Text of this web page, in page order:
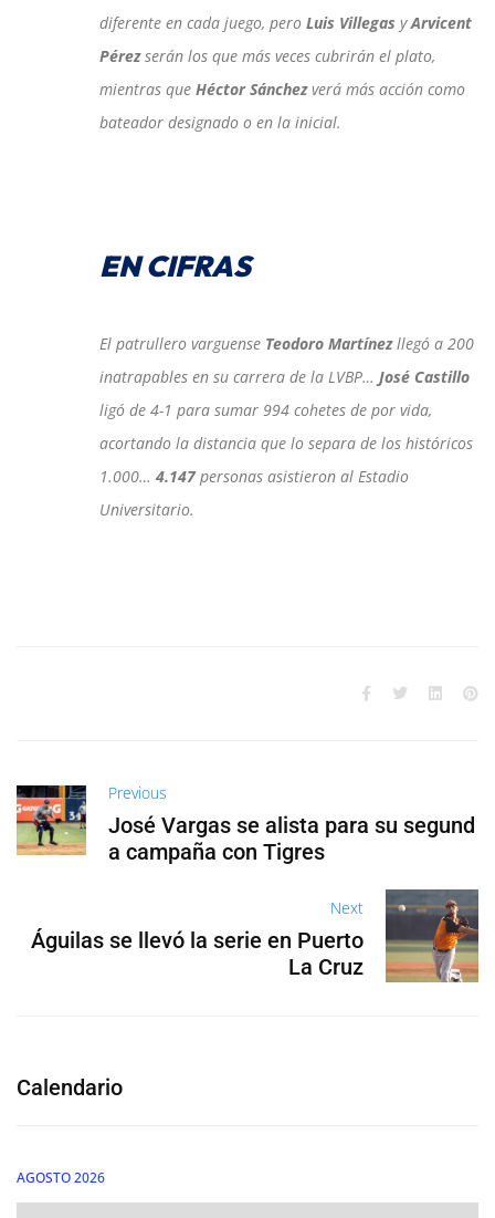
diferente en cada juego, pero Luis Villegas yArvicent
Pérezserán los que más veces cubrirán el plato,
mientras que Héctor Sánchezverá más acción como
bateador designado o en la inicial.
EN CIFRAS
El patrullero varguense Teodoro Martínezllegó a 200
inatrapables en su carrera de la LVBP… José Castillo
ligó de 4-1 para sumar 994 cohetes de por vida,
acortando la distancia que lo separa de los históricos
1.000… 4.147personas asistieron al Estadio
Universitario.
Previous
José Vargas se alista para su segund
a campaña con Tigres
Next
Águilas se llevó la serie en Puerto
La Cruz
Calendario
AGOSTO 2026